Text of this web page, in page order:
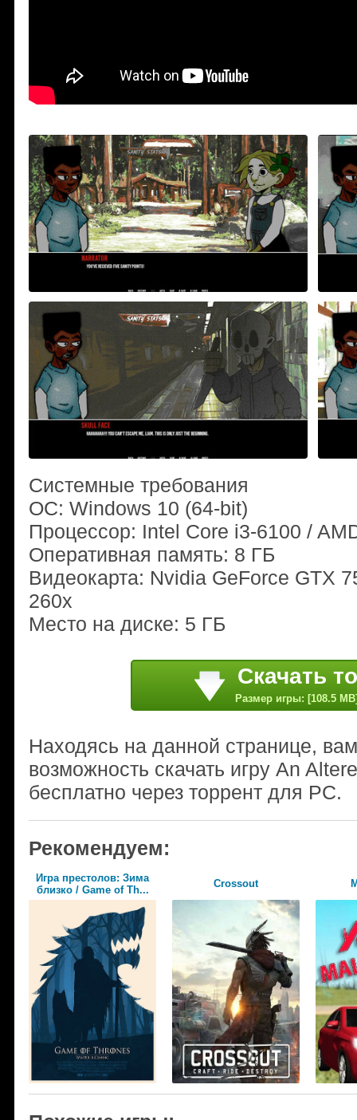
Системные требования
ОС: Windows 10 (64-bit)
Процессор: Intel Core i3-6100 /
Оперативная память: 8 ГБ
Видеокарта: Nvidia GeForce GTX
260x
Место на диске: 5 ГБ
Скачать
Размер игры: [108.5
Находясь на данной странице,
возможность скачать игру An
бесплатно через торрент для PC.
Рекомендуем:
Игра престолов: Зима
близко / Game of Th...
Crossout